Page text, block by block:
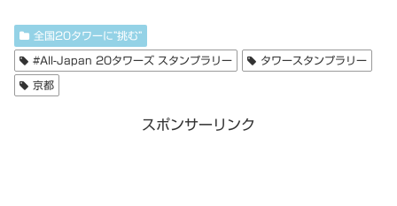
全国20タワーに”挑む”
#All-Japan 20タワーズ スタンプラリー タワースタンプラリー
京都
スポンサーリンク